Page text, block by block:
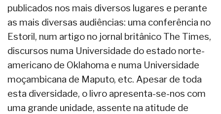
publicados nos mais diversos lugares e perante
as mais diversas audiências: uma conferência no
Estoril, num artigo no jornal britânico The Times,
discursos numa Universidade do estado norte-
americano de Oklahoma e numa Universidade
moçambicana de Maputo, etc. Apesar de toda
esta diversidade, o livro apresenta-se-nos com
uma grande unidade, assente na atitude de